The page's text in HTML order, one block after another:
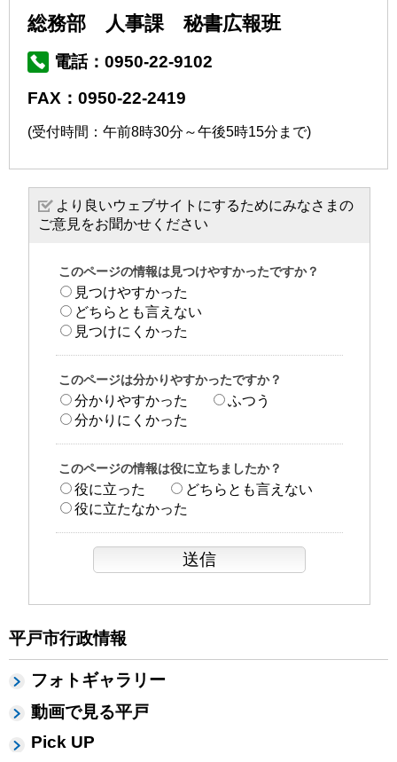
平戸市行政情報
フォトギャラリー
動画で見る平戸
Pick UP
総務部 人事課 秘書広報班
電話：0950-22-9102
FAX：0950-22-2419
(受付時間：午前8時30分～午後5時15分まで)
より良いウェブサイトにするためにみなさまの
ご意見をお聞かせください
このページの情報は見つけやすかったですか？
見つけやすかった
どちらとも言えない
見つけにくかった
このページは分かりやすかったですか？
分かりやすかった
ふつう
分かりにくかった
このページの情報は役に立ちましたか？
役に立った
どちらとも言えない
役に立たなかった